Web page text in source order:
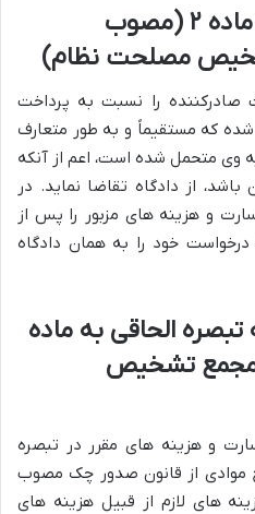
متن تبصره الحاقی به ماده ۲ (مصوب
صادرکننده را نسبت به پرداخت
که مستقیماً و به طور متعارف
متحمل شده است، اعم از آنکه
از دادگاه تقاضا نماید. در
و هزینه های مزبور را پس از
خود را به همان دادگاه
الحاقی به ماده
(مصوب ۱۳۷۶/۱۰/۳ مجمع تشخیص
و هزینه های مقرر در تبصره
قانون اصلاح موادی از قانون صدور چک مصوب
و هزینه های لازم از قبیل هزینه های